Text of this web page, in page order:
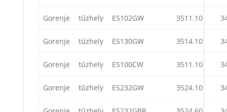
Gorenje tűzhely ES102GW 3511.10
Gorenje tűzhely ES130GW 3514.10
Gorenje tűzhely ES100CW 3511.10
Gorenje tűzhely ES232GW 3524.10